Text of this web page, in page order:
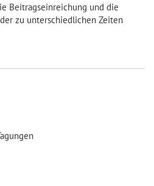
Beitragseinreichung und die
zu unterschiedlichen Zeiten